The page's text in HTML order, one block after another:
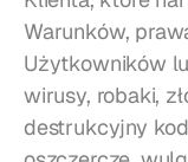
Warunków,
Użytkowników
wirusy, robaki,
destrukcyjny